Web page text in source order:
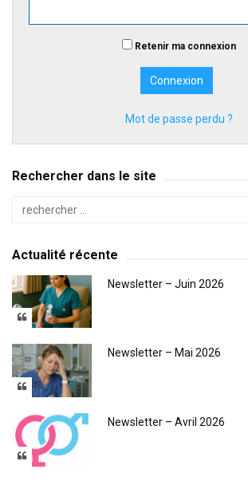
Retenir ma connexion
Mot de passe perdu ?
Rechercher dans le site
Actualité récente
Newsletter – Juin 2026
Newsletter – Mai 2026
Newsletter – Avril 2026